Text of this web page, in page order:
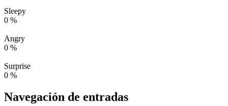
Sleepy
0 %
Angry
0 %
Surprise
0 %
Navegación de entradas